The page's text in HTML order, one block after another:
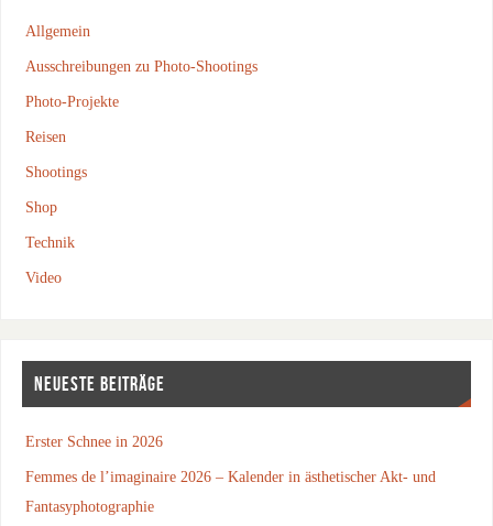
Allgemein
Ausschreibungen zu Photo-Shootings
Photo-Projekte
Reisen
Shootings
Shop
Technik
Video
NEUESTE BEITRÄGE
Erster Schnee in 2026
Femmes de l’imaginaire 2026 – Kalender in ästhetischer Akt- und
Fantasyphotographie